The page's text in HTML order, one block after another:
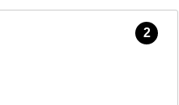
2